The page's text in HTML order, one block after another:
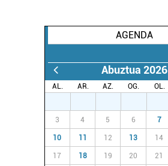
AGENDA
Abuztua 2026
AL. AR. AZ. OG. OL.
3 4 5 6 7
10 11 12 13 14
17 18 19 20 21